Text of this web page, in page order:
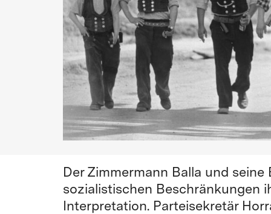
Der Zimmermann Balla und
sozialistischen Beschränkungen
Interpretation. Parteisekretär